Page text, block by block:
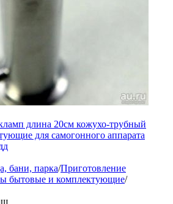
длина 20см кожухо-трубный
для самогонного аппарата
бани, парка/Приготовление
бытовые и комплектующие/